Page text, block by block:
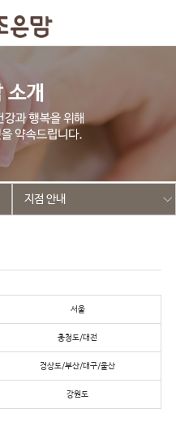
지점 안내
서울
충청도/대전
경상도/부산/대구/울산
강원도